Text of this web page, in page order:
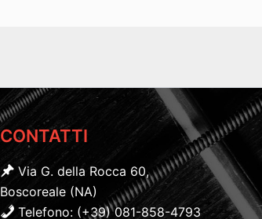
CONTATTI
Via G. della Rocca 60,
Boscoreale (NA)
Telefono: (+39) 081-858-4793